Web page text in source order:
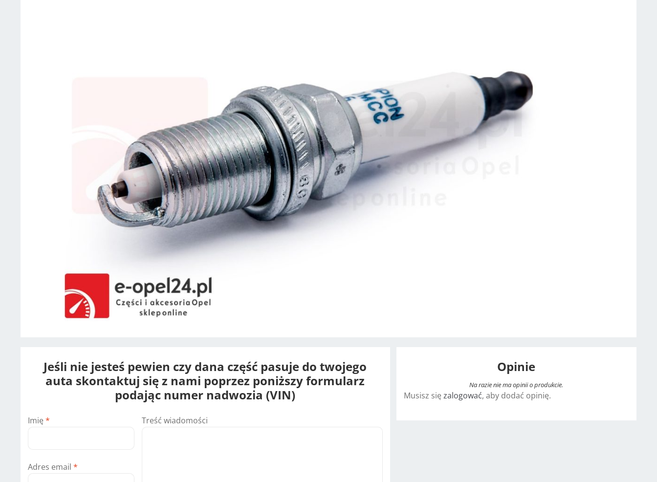
Jeśli nie jesteś pewien czy dana część pasuje do twojego
auta skontaktuj się z nami poprzez poniższy formularz
podając numer nadwozia (VIN)
Imię *
Adres email *
Treść wiadomości
Opinie
Na razie nie ma opinii o produkcie.
Musisz się zalogować, aby dodać opinię.